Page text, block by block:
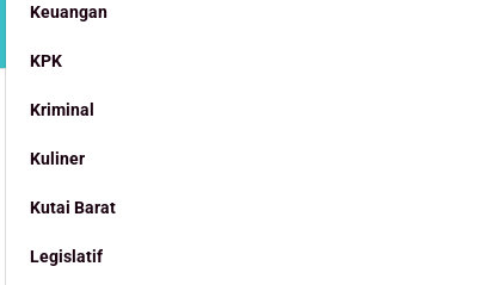
Keuangan
KPK
Kriminal
Kuliner
Kutai Barat
Legislatif